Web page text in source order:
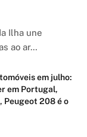
Ilha une
ao ar…
em julho:
em Portugal,
Peugeot 208 é o